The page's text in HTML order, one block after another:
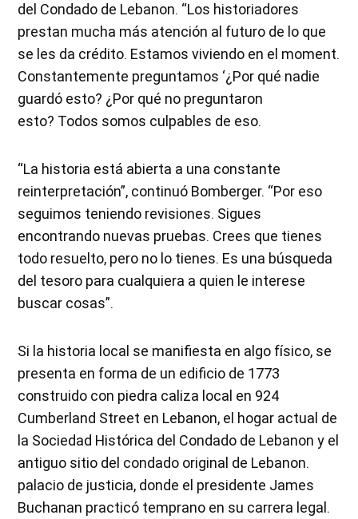
del Condado de Lebanon. “Los historiadores
prestan mucha más atención al futuro de lo que
se les da crédito. Estamos viviendo en el moment.
Constantemente preguntamos ‘¿Por qué nadie
guardó esto? ¿Por qué no preguntaron
esto? Todos somos culpables de eso.
“La historia está abierta a una constante
reinterpretación”, continuó Bomberger. “Por eso
seguimos teniendo revisiones. Sigues
encontrando nuevas pruebas. Crees que tienes
todo resuelto, pero no lo tienes. Es una búsqueda
del tesoro para cualquiera a quien le interese
buscar cosas”.
Si la historia local se manifiesta en algo físico, se
presenta en forma de un edificio de 1773
construido con piedra caliza local en 924
Cumberland Street en Lebanon, el hogar actual de
la Sociedad Histórica del Condado de Lebanon y el
antiguo sitio del condado original de Lebanon.
palacio de justicia, donde el presidente James
Buchanan practicó temprano en su carrera legal.